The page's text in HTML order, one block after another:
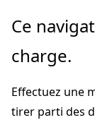
Passer
directement
au
principal
Ce
charge.
Effectuez une
tirer parti des